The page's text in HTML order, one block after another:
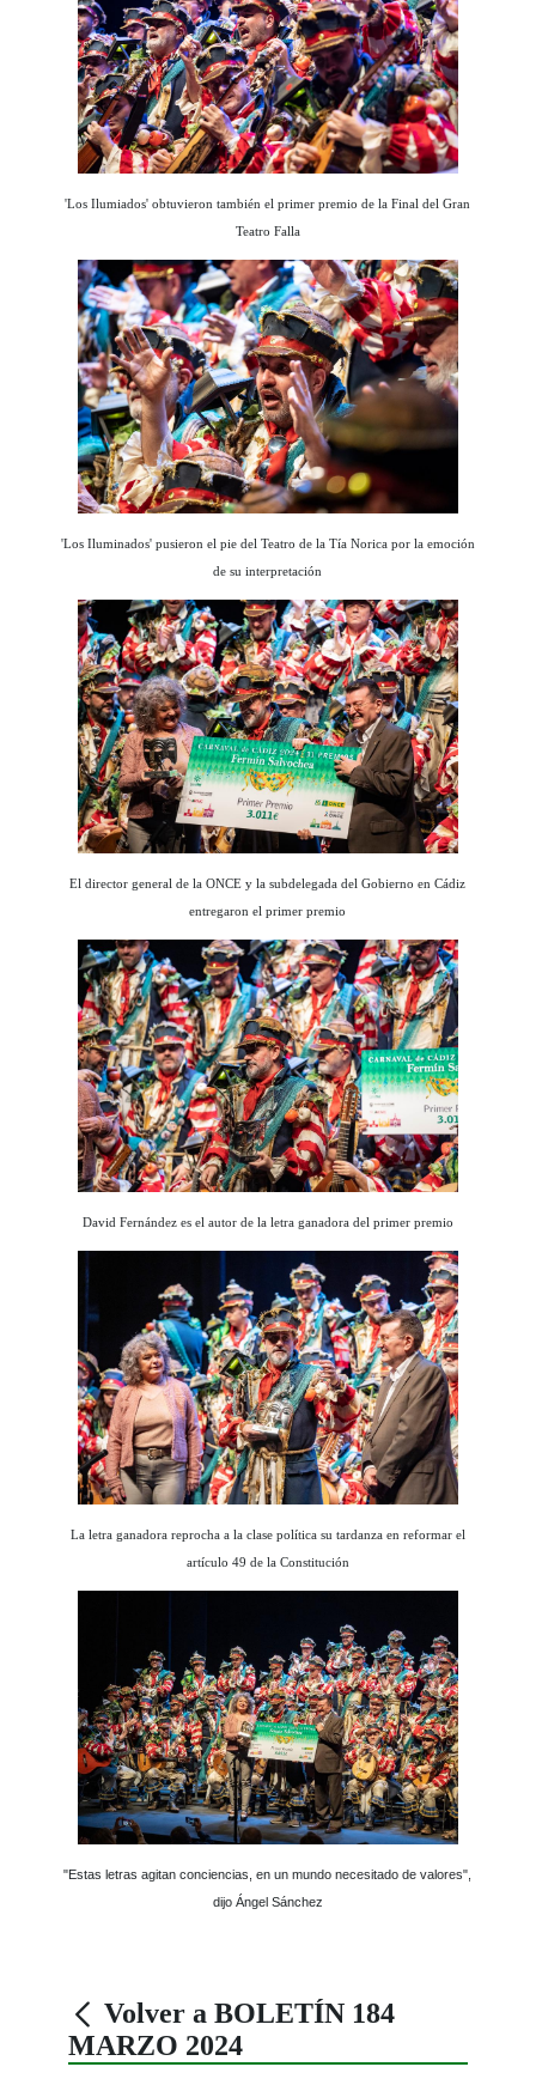
'Los Ilumiados' obtuvieron también el primer premio de la Final del Gran
Teatro Falla
'Los Iluminados' pusieron el pie del Teatro de la Tía Norica por la emoción
de su interpretación
El director general de la ONCE y la subdelegada del Gobierno en Cádiz
entregaron el primer premio
David Fernández es el autor de la letra ganadora del primer premio
La letra ganadora reprocha a la clase política su tardanza en reformar el
artículo 49 de la Constitución
"Estas letras agitan conciencias, en un mundo necesitado de valores",
dijo Ángel Sánchez
Volver a BOLETÍN 184
MARZO 2024